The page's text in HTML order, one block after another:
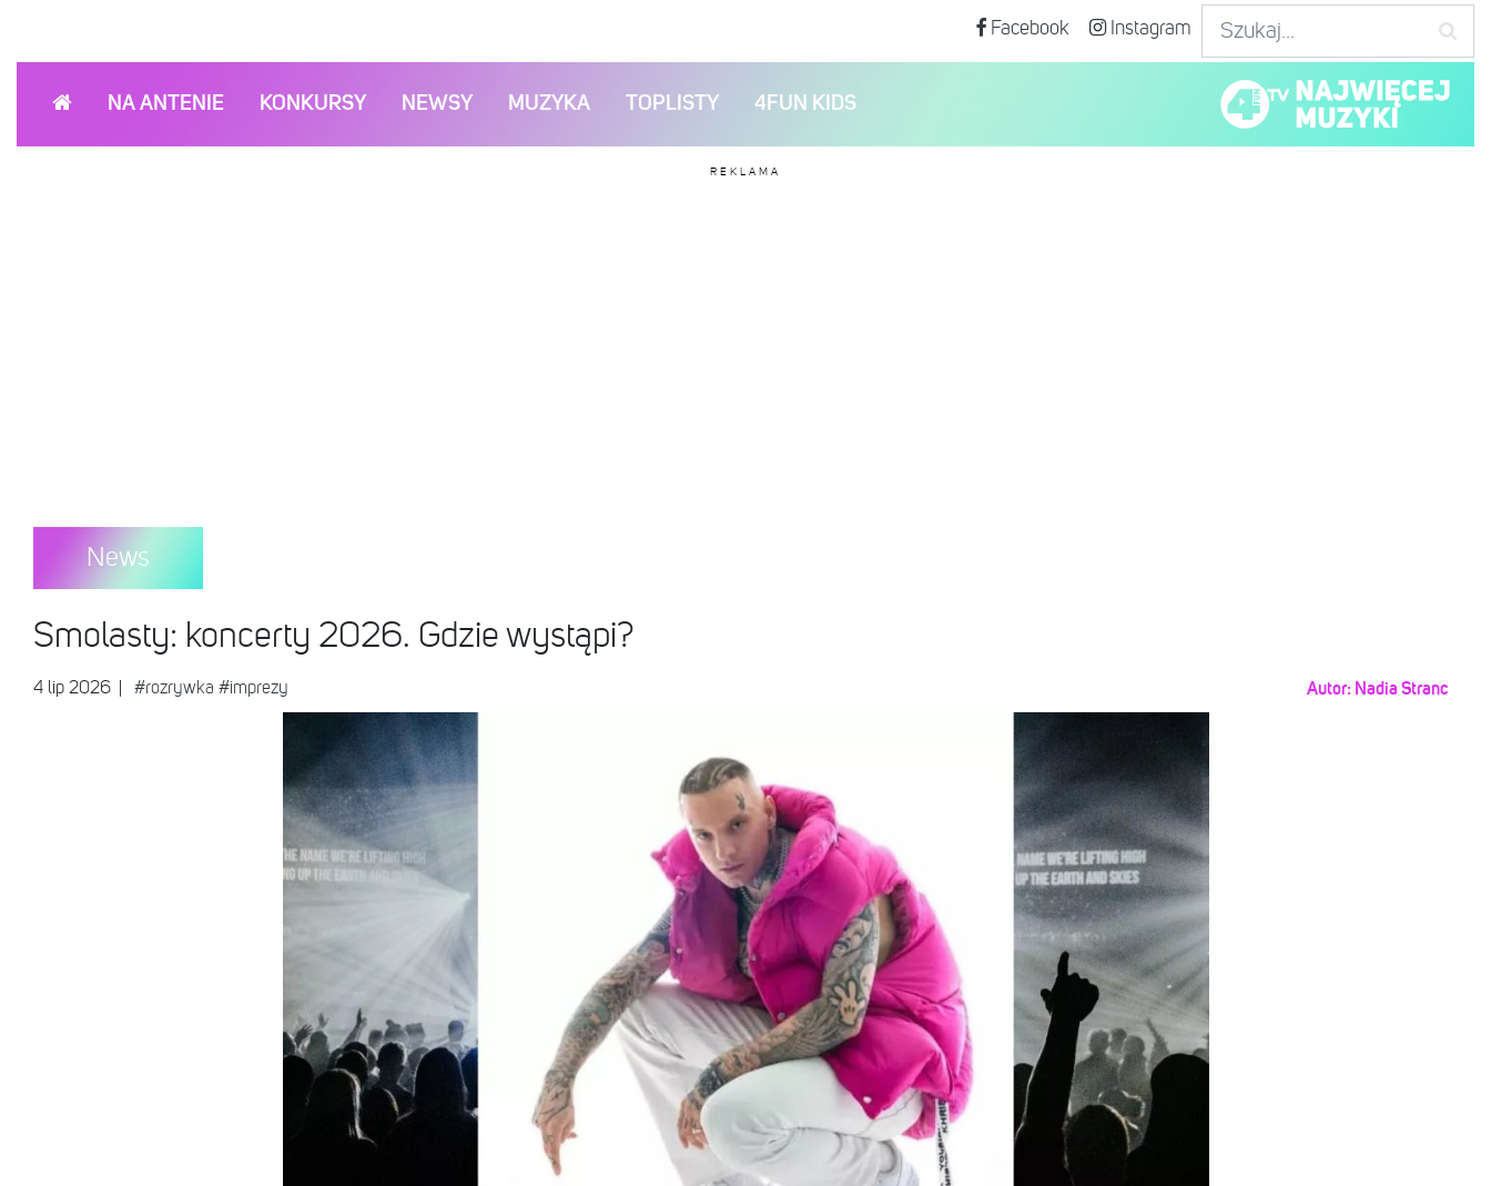
Facebook Instagram
NA ANTENIE KONKURSY NEWSY MUZYKA TOPLISTY 4FUN KIDS
REKLAMA
News
Smolasty: koncerty 2026. Gdzie wystąpi?
4 lip 2026 #rozrywka #imprezy Autor: Nadia Stranc